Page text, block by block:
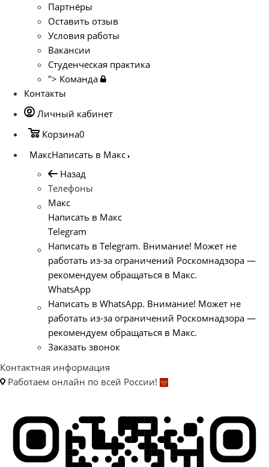
Партнёры
Оставить отзыв
Условия работы
Вакансии
Студенческая практика
"> Команда
Контакты
Личный кабинет
Корзина0
МаксНаписать в Макс
Назад
Телефоны
Макс
Написать в Макс
Telegram
Написать в Telegram. Внимание! Может не
работать из-за ограничений Роскомнадзора —
рекомендуем обращаться в Макс.
WhatsApp
Написать в WhatsApp. Внимание! Может не
работать из-за ограничений Роскомнадзора —
рекомендуем обращаться в Макс.
Заказать звонок
Контактная информация
Работаем онлайн по всей России!